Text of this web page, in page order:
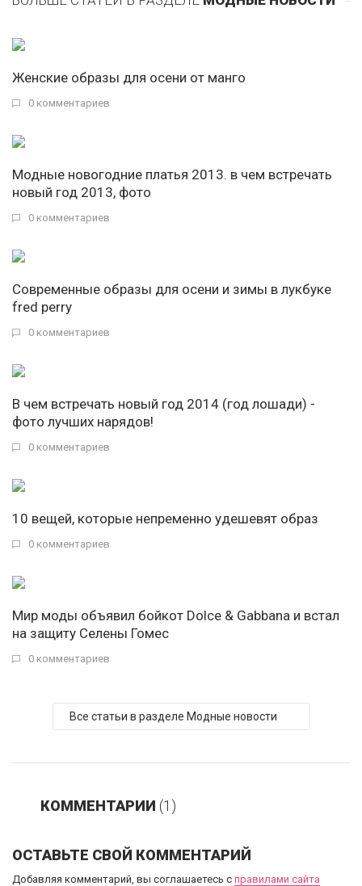
Женские образы для осени от манго
0 комментариев
Модные новогодние платья 2013. в чем встречать
новый год 2013, фото
0 комментариев
Современные образы для осени и зимы в лукбуке
fred perry
0 комментариев
В чем встречать новый год 2014 (год лошади) -
фото лучших нарядов!
0 комментариев
10 вещей, которые непременно удешевят образ
0 комментариев
Мир моды объявил бойкот Dolce & Gabbana и встал
на защиту Селены Гомес
0 комментариев
Все статьи в разделе Модные новости
КОММЕНТАРИИ (1)
ОСТАВЬТЕ СВОЙ КОММЕНТАРИЙ
Добавляя комментарий, вы соглашаетесь с правилами сайта